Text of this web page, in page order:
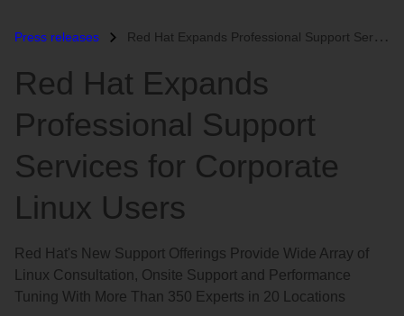
Press releases Red Hat Expands Professional Support Services for Corporate Linux User...
Red Hat Expands
Professional Support
Services for Corporate
Linux Users
Red Hat's New Support Offerings Provide Wide Array of
Linux Consultation, Onsite Support and Performance
Tuning With More Than 350 Experts in 20 Locations